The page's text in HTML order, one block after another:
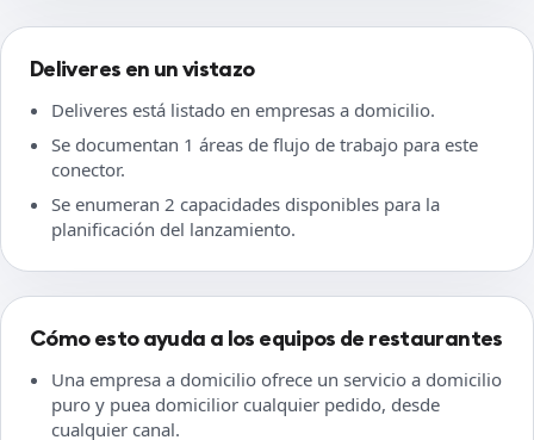
Deliveres en un vistazo
Deliveres está listado en empresas a domicilio.
Se documentan 1 áreas de flujo de trabajo para este
conector.
Se enumeran 2 capacidades disponibles para la
planificación del lanzamiento.
Cómo esto ayuda a los equipos de restaurantes
Una empresa a domicilio ofrece un servicio a domicilio
puro y puea domicilior cualquier pedido, desde
cualquier canal.